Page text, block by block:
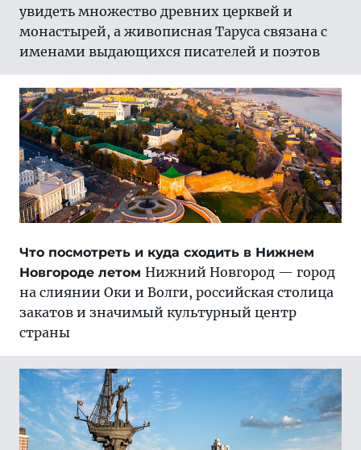
увидеть множество древних церквей и
монастырей, а живописная Таруса связана с
именами выдающихся писателей и поэтов
Что посмотреть и куда сходить в Нижнем
Новгороде летом Нижний Новгород — город
на слиянии Оки и Волги, российская столица
закатов и значимый культурный центр
страны